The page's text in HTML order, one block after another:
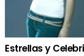
Estrellas y